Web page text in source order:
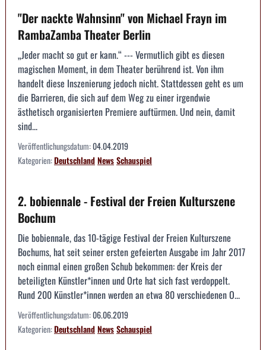
"Der nackte Wahnsinn" von Michael Frayn im
RambaZamba Theater Berlin
„Jeder macht so gut er kann.“ --- Vermutlich gibt es diesen
magischen Moment, in dem Theater berührend ist. Von ihm
handelt diese Inszenierung jedoch nicht. Stattdessen geht es um
die Barrieren, die sich auf dem Weg zu einer irgendwie
ästhetisch organisierten Premiere auftürmen. Und nein, damit
sind...
Veröffentlichungsdatum:04.04.2019
Kategorien:DeutschlandNewsSchauspiel
2. bobiennale - Festival der Freien Kulturszene
Bochum
Die bobiennale, das 10-tägige Festival der Freien Kulturszene
Bochums, hat seit seiner ersten gefeierten Ausgabe im Jahr 2017
noch einmal einen großen Schub bekommen: der Kreis der
beteiligten Künstler*innen und Orte hat sich fast verdoppelt.
Rund 200 Künstler*innen werden an etwa 80 verschiedenen O...
Veröffentlichungsdatum:06.06.2019
Kategorien:DeutschlandNewsSchauspiel